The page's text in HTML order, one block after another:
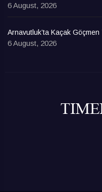
6 August, 2026
Arnavutluk’ta Kaçak Göçmen
6 August, 2026